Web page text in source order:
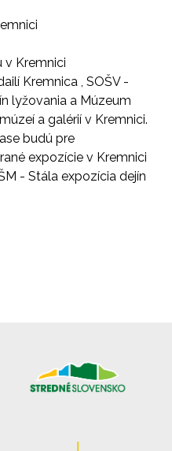
v Kremnici
Kremnica , SOŠV -
lyžovania a Múzeum
a galérií v Kremnici.
budú pre
expozície v Kremnici
- Stála expozícia dejín